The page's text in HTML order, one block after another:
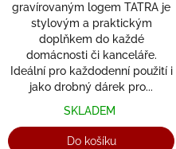
gravírovaným logem TATRA je
stylovým a praktickým
doplňkem do každé
domácnosti či kanceláře.
Ideální pro každodenní použití i
jako drobný dárek pro...
SKLADEM
Do košíku